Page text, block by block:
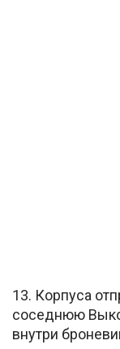
13. Корпуса
соседнюю
внутри